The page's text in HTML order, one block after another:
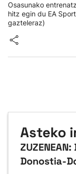
Osasunako
hitz egin du EA
gazteleraz)
Asteko
Donostia-